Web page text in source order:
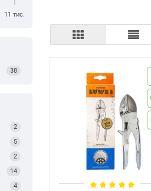
11 тис.
38
2
5
2
14
4
З ковадлом
(27)